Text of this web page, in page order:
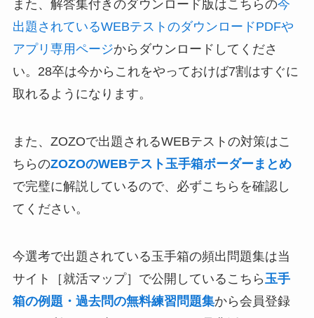
また、解答集付きのダウンロード版はこちらの今
出題されているWEBテストのダウンロードPDFや
アプリ専用ページからダウンロードしてくださ
い。28卒は今からこれをやっておけば7割はすぐに
取れるようになります。
また、ZOZOで出題されるWEBテストの対策はこ
ちらのZOZOのWEBテスト玉手箱ボーダーまとめ
で完璧に解説しているので、必ずこちらを確認し
てください。
今選考で出題されている玉手箱の頻出問題集は当
サイト［就活マップ］で公開しているこちら 玉手
箱の例題・過去問の無料練習問題集から会員登録